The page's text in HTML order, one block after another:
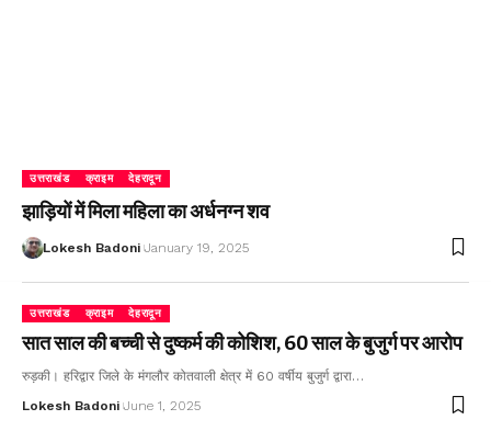
उत्तराखंड क्राइम देहरादून
झाड़ियों में मिला महिला का अर्धनग्न शव
Lokesh Badoni January 19, 2025
उत्तराखंड क्राइम देहरादून
सात साल की बच्ची से दुष्कर्म की कोशिश, 60 साल के बुजुर्ग पर आरोप
रुड़की। हरिद्वार जिले के मंगलौर कोतवाली क्षेत्र में 60 वर्षीय बुजुर्ग द्वारा…
Lokesh Badoni June 1, 2025